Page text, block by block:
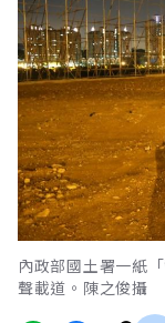
內政部國土署一紙
聲載道。陳之俊攝